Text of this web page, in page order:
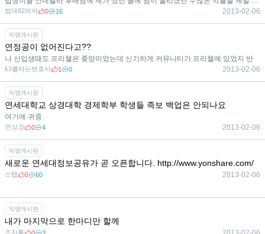
법대02여자 0 16 2013-02-06
익명게시판
연정공이 없어진다고??
나 신입생때도 프리챌은 좆망이었는데 신기하게 커뮤니티가 프리챌에 있었지 반
k3를타는변호사 1 0 2013-02-06
익명게시판
연세대학교 상경대학 경제학부 학생들 족보 백업은 안되나요
여기에 귀중
연상경 0 4 2013-02-06
익명게시판
새로운 연세대정보공유가 곧 오픈합니다. http://www.yonshare.com/
스탭 0 60 2013-02-06
익명게시판
내가 마지막으로 한마디만 할께
조자룡